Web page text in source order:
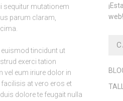
sequitur mutationem
parum claram,
tincidunt ut
exerci tation
eum iriure dolor in
at vero eros et
dolore te feugait nulla
web!